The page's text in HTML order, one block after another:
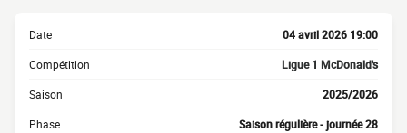
Date 04 avril 2026 19:00
Compétition Ligue 1 McDonald's
Saison 2025/2026
Phase Saison régulière - journée 28